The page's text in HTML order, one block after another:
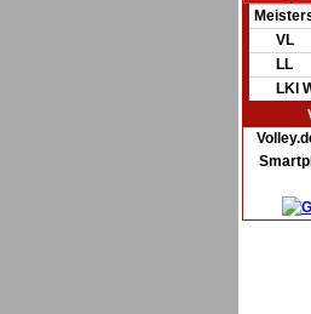
VL
LL
LKl